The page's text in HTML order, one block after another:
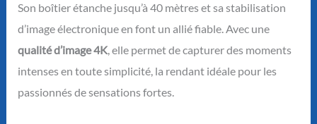
Son boîtier étanche jusqu’à 40 mètres et sa stabilisation
d’image électronique en font un allié fiable. Avec une
qualité d’image 4K, elle permet de capturer des moments
intenses en toute simplicité, la rendant idéale pour les
passionnés de sensations fortes.